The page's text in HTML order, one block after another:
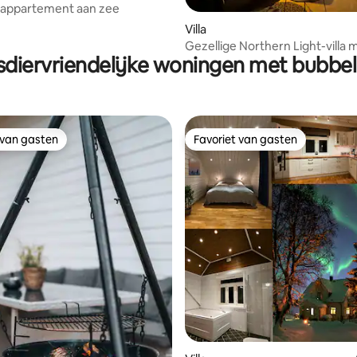
4,96 uit 5, 209 recensies
aan zee
Villa
Gezellige Northern Light-villa
fantastisch uitzicht!
woningen met
van 5 uit 5, 20 recensies
gasten
gasten Favoriet van gasten
Favoriet van gasten